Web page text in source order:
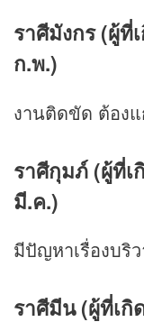
ราศีมังกร (ผู้ที่
ก.พ.)
งานติดขัด ต้องแ
ราศีกุมภ์ (ผู้ที่เ
มี.ค.)
มีปัญหาเรื่องบริ
ราศีมีน (ผู้ที่เ